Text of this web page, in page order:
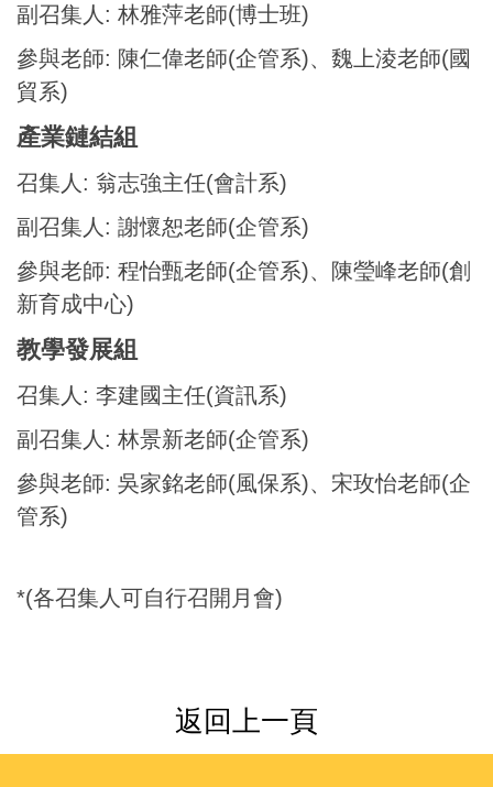
副召集人: 林雅萍老師(博士班)
參與老師: 陳仁偉老師(企管系)、魏上淩老師(國
貿系)
產業鏈結組
召集人: 翁志強主任(會計系)
副召集人: 謝懷恕老師(企管系)
參與老師: 程怡甄老師(企管系)、陳瑩峰老師(創
新育成中心)
教學發展組
召集人: 李建國主任(資訊系)
副召集人: 林景新老師(企管系)
參與老師: 吳家銘老師(風保系)、宋玫怡老師(企
管系)
*(各召集人可自行召開月會)
返回上一頁